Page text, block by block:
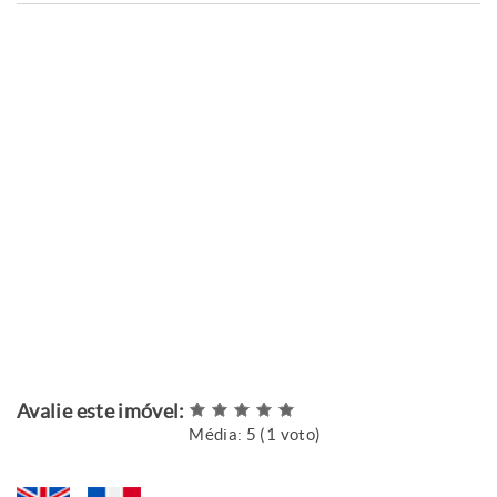
Avalie este imóvel:
Média: 5 (1 voto)